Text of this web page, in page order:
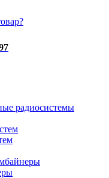
радиосистемы